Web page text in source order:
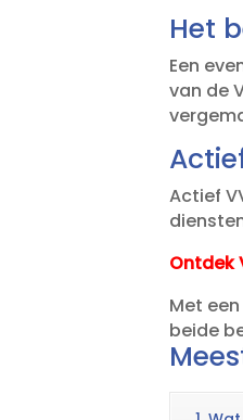
Het
Een
van de
Actief
Ontdek
Met
beide